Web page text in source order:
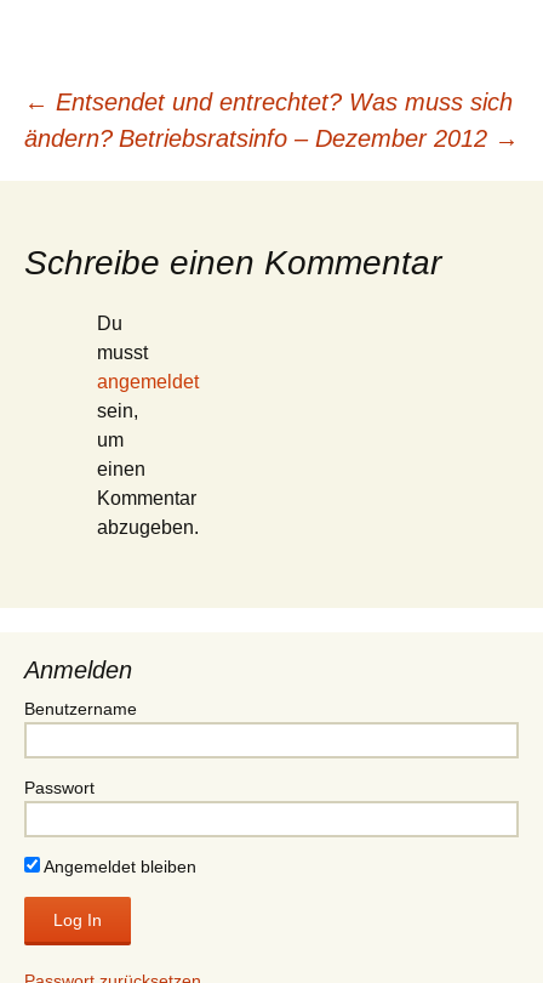
Beitragsnavigation
← Entsendet und entrechtet? Was muss sich
ändern? Betriebsratsinfo – Dezember 2012 →
Schreibe einen Kommentar
Du
musst
angemeldet
sein,
um
einen
Kommentar
abzugeben.
Anmelden
Benutzername
Passwort
Angemeldet bleiben